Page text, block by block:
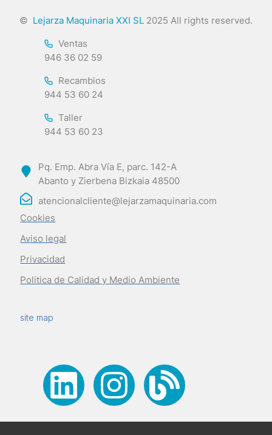
© Lejarza Maquinaria XXI SL 2025 All rights reserved.
Ventas
946 36 02 59
Recambios
944 53 60 24
Taller
944 53 60 23
Pq. Emp. Abra Vía E, parc. 142-A
Abanto y Zierbena Bizkaia 48500
atencionalcliente@lejarzamaquinaria.com
Cookies
Aviso legal
Privacidad
Politica de Calidad y Medio Ambiente
site map